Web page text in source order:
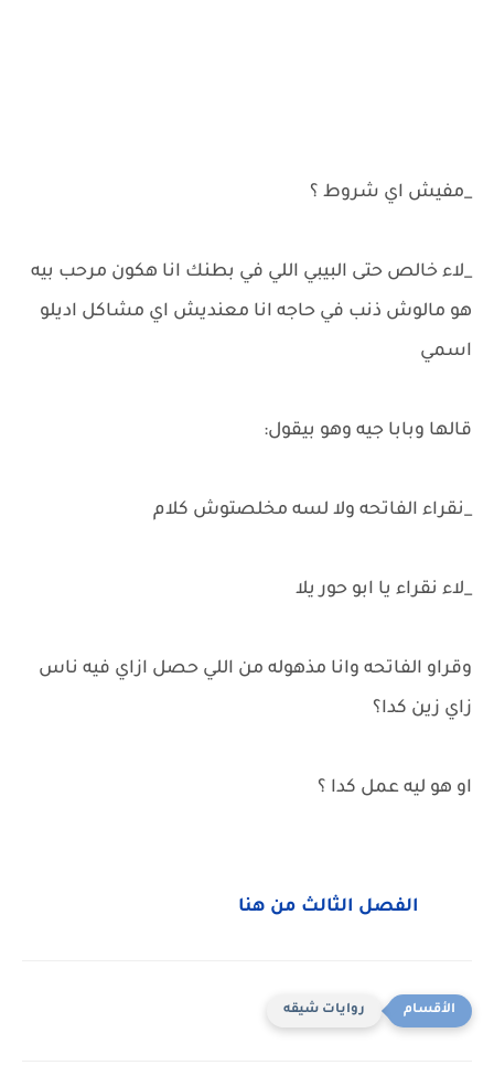
_مفيش اي شروط ؟
_لاء خالص حتى البيبي اللي في بطنك انا هكون مرحب بيه
هو مالوش ذنب في حاجه انا معنديش اي مشاكل اديلو
اسمي
قالها وبابا جيه وهو بيقول:
_نقراء الفاتحه ولا لسه مخلصتوش كلام
_لاء نقراء يا ابو حور يلا
وقراو الفاتحه وانا مذهوله من اللي حصل ازاي فيه ناس
زاي زين كدا؟
او هو ليه عمل كدا ؟
الفصل الثالث من هنا
روايات شيقه